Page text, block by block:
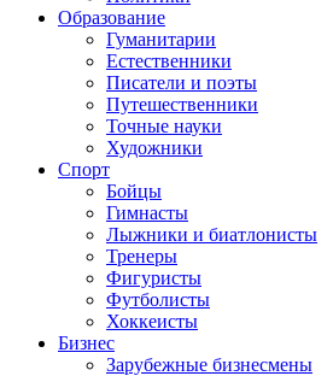
Образование
Гуманитарии
Естественники
Писатели и поэты
Путешественники
Точные науки
Художники
Спорт
Бойцы
Гимнасты
Лыжники и биатлонисты
Тренеры
Фигуристы
Футболисты
Хоккеисты
Бизнес
Зарубежные бизнесмены